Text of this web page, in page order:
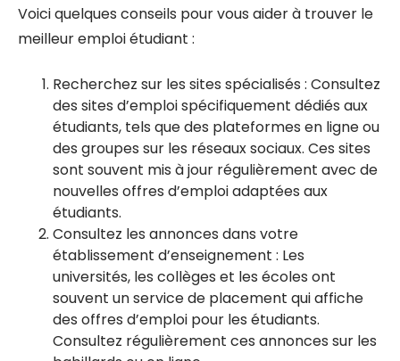
Voici quelques conseils pour vous aider à trouver le
meilleur emploi étudiant :
Recherchez sur les sites spécialisés : Consultez
des sites d’emploi spécifiquement dédiés aux
étudiants, tels que des plateformes en ligne ou
des groupes sur les réseaux sociaux. Ces sites
sont souvent mis à jour régulièrement avec de
nouvelles offres d’emploi adaptées aux
étudiants.
Consultez les annonces dans votre
établissement d’enseignement : Les
universités, les collèges et les écoles ont
souvent un service de placement qui affiche
des offres d’emploi pour les étudiants.
Consultez régulièrement ces annonces sur les